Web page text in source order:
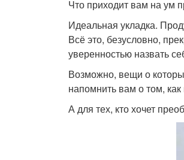
Что приходит вам на ум
Идеальная укладка.
Всё это, безусловно,
уверенностью назвать
Возможно, вещи о
напомнить вам о том,
А для тех, кто хочет